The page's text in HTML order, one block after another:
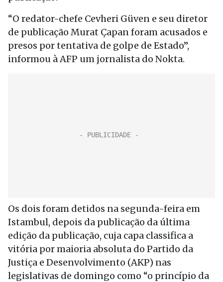
“O redator-chefe Cevheri Güven e seu diretor
de publicação Murat Çapan foram acusados e
presos por tentativa de golpe de Estado”,
informou à AFP um jornalista do Nokta.
Os dois foram detidos na segunda-feira em
Istambul, depois da publicação da última
edição da publicação, cuja capa classifica a
vitória por maioria absoluta do Partido da
Justiça e Desenvolvimento (AKP) nas
legislativas de domingo como “o princípio da